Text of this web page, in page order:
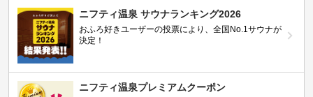
ニフティ温泉 サウナランキング2026
おふろ好きユーザーの投票により、全国No.1サウナが
決定！
ニフティ温泉プレミアムクーポン